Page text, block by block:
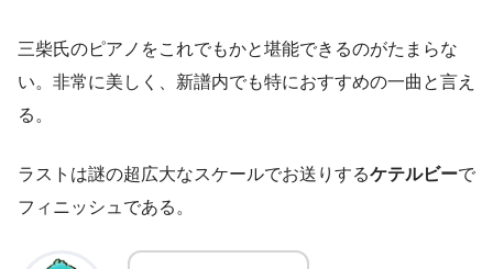
三柴氏のピアノをこれでもかと堪能できるのがたまらな
い。非常に美しく、新譜内でも特におすすめの一曲と言え
る。
ラストは謎の超広大なスケールでお送りするケテルビーで
フィニッシュである。